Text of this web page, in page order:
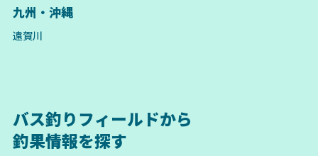
九州・沖縄
遠賀川
バス釣りフィールドから
釣果情報を探す